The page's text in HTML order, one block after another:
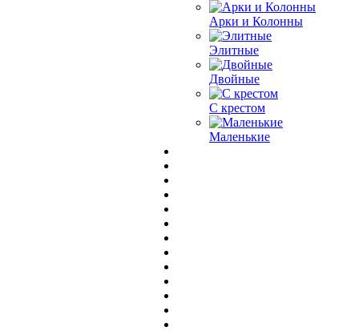
Арки и Колонны
Элитные
Двойные
С крестом
Маленькие